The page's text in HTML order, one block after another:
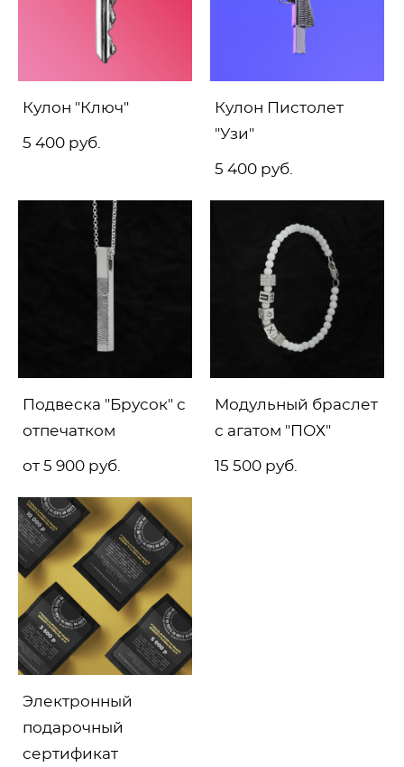
Кулон "Ключ"
5 400 pуб.
Кулон Пистолет
"Узи"
5 400 pуб.
Подвеска "Брусок" с
отпечатком
от 5 900 pуб.
Модульный браслет
с агатом "ПОХ"
15 500 pуб.
Электронный
подарочный
сертификат